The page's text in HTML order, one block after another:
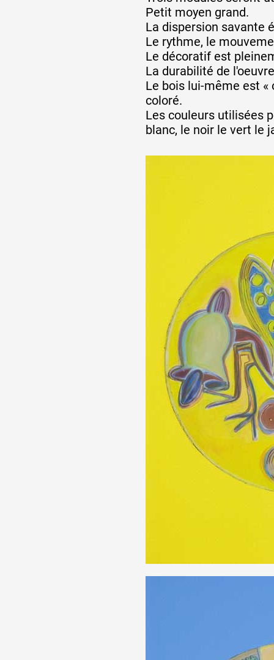
Petit moyen grand.
La dispersion savante
Le rythme, le
Le décoratif est
La durabilité de
Le bois lui-même est «
coloré.
Les couleurs utilisées
blanc, le noir le vert le